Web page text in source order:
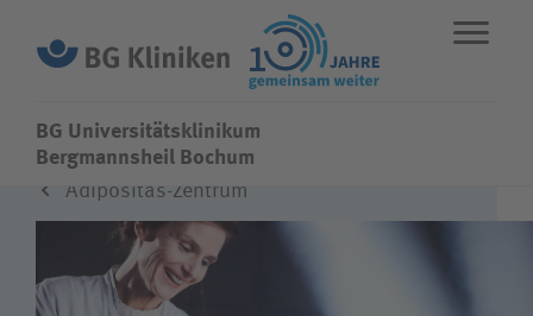
BG Universitätsklinikum
STANDORTE ENGLISH
NOTFALL
Fachbereiche
BG Universitätsklinikum
Bergmannsheil Bochum
Adipositas-Zentrum